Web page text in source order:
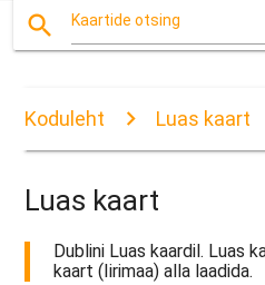
search Kaartide otsing
Koduleht Luas kaart
Luas kaart
Dublini Luas kaardil. Luas
kaart (Iirimaa) alla laadida.